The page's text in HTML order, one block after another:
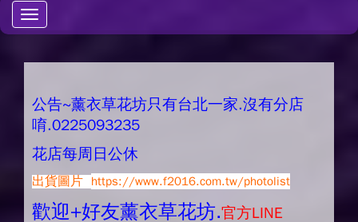
Toggle
navigation
公告~薰衣草花坊只有台北一家.沒有分店
唷.0225093235
花店每周日公休
出貨圖片 https://www.f2016.com.tw/photolist
歡迎+好友薰衣草花坊.官方LINE